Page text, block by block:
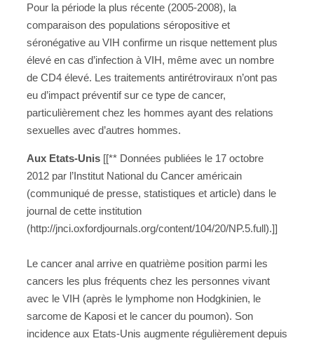
Pour la période la plus récente (2005-2008), la
comparaison des populations séropositive et
séronégative au VIH confirme un risque nettement plus
élevé en cas d’infection à VIH, même avec un nombre
de CD4 élevé. Les traitements antirétroviraux n’ont pas
eu d’impact préventif sur ce type de cancer,
particulièrement chez les hommes ayant des relations
sexuelles avec d’autres hommes.
Aux Etats-Unis [[** Données publiées le 17 octobre
2012 par l’Institut National du Cancer américain
(communiqué de presse, statistiques et article) dans le
journal de cette institution
(http://jnci.oxfordjournals.org/content/104/20/NP.5.full).]]
Le cancer anal arrive en quatrième position parmi les
cancers les plus fréquents chez les personnes vivant
avec le VIH (après le lymphome non Hodgkinien, le
sarcome de Kaposi et le cancer du poumon). Son
incidence aux Etats-Unis augmente régulièrement depuis